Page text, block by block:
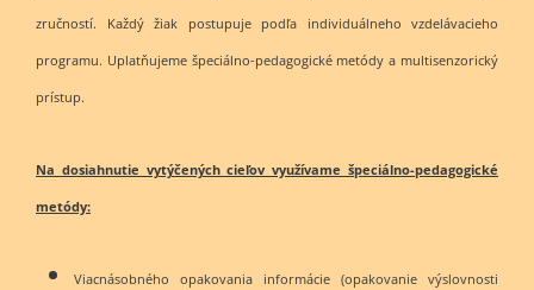
zručností. Každý žiak postupuje podľa individuálneho vzdelávacieho
programu. Uplatňujeme špeciálno-pedagogické metódy a multisenzorický
prístup.
Na dosiahnutie vytýčených cieľov využívame špeciálno-pedagogické
metódy:
Viacnásobného opakovania informácie (opakovanie výslovnosti